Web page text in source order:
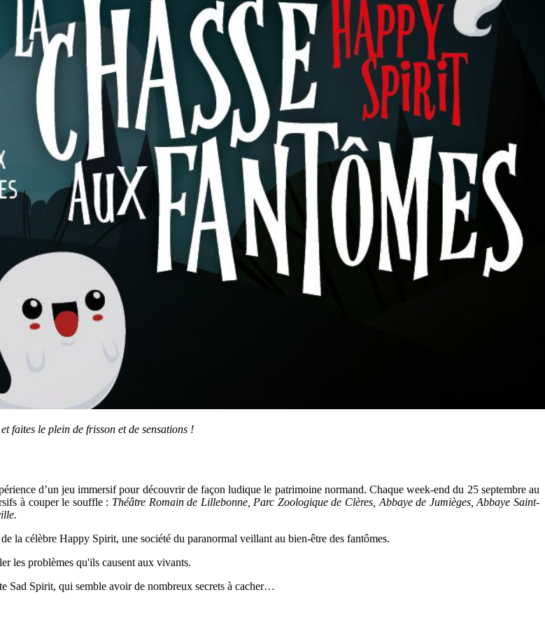
faites le plein de frisson et de sensations !
d’un jeu immersif pour découvrir de façon ludique le patrimoine normand. Chaque week-end du 25 septembre au
à couper le souffle : Théâtre Romain de Lillebonne, Parc Zoologique de Clères, Abbaye de Jumièges, Abbaye Saint-
la célèbre Happy Spirit, une société du paranormal veillant au bien-être des fantômes.
les problèmes qu'ils causent aux vivants.
Sad Spirit, qui semble avoir de nombreux secrets à cacher…